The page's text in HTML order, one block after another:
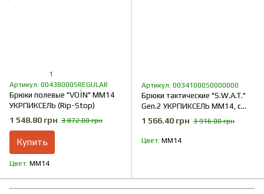
1
Артикул: 00438000SREGULAR
Брюки полевые "VOЇN" MM14
УКРПИКСЕЛЬ (Rip-Stop)
1 548.80 грн 3 872.00 грн
Купить
Цвет ММ14
Артикул: 00341000S0000000
Брюки тактические "S.W.A.T."
Gen.2 УКРПИКСЕЛЬ ММ14, с
ремнём (Rip-Stop)
1 566.40 грн 3 916.00 грн
Цвет ММ14